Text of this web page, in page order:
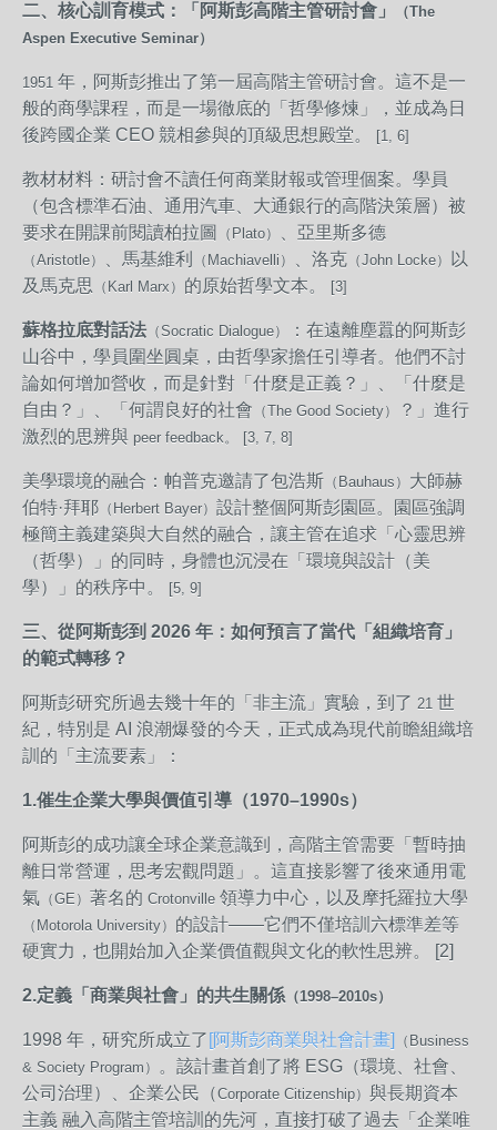
二、核心訓育模式：「阿斯彭高階主管研討會」
（The
Aspen Executive Seminar）
1951 年，阿斯彭推出了第一屆高階主管研討會。這不是一
般的商學課程，而是一場徹底的「哲學修煉」，並成為日
後跨國企業 CEO 競相參與的頂級思想殿堂。
[1, 6]
教材材料：研討會不讀任何商業財報或管理個案。學員
（包含標準石油、通用汽車、大通銀行的高階決策層）被
要求在開課前閱讀柏拉圖
（Plato） 、亞里斯多德
（Aristotle） 、馬基維利 （Machiavelli） 、洛克 （John Locke）
以
及馬克思
（Karl Marx） 的原始哲學文本。 [3]
蘇格拉底對話法 （Socratic Dialogue）
：在遠離塵囂的阿斯彭
山谷中，學員圍坐圓桌，由哲學家擔任引導者。他們不討
論如何增加營收，而是針對「什麼是正義？」、「什麼是
自由？」、「何謂良好的社會 （The Good Society）
？」進行
激烈的思辨與 peer feedback。 [3, 7, 8]
美學環境的融合：帕普克邀請了包浩斯 （Bauhaus） 大師赫
伯特·拜耶 （Herbert Bayer） 設計整個阿斯彭園區。園區強調
極簡主義建築與大自然的融合，讓主管在追求「心靈思辨
（哲學）」的同時，身體也沉浸在「環境與設計（美
學）」的秩序中。
[5, 9]
三、從阿斯彭到 2026 年：如何預言了當代「組織培育」
的範式轉移？
阿斯彭研究所過去幾十年的「非主流」實驗，到了 21 世
紀，特別是 AI 浪潮爆發的今天，正式成為現代前瞻組織培
訓的「主流要素」：
1.催生企業大學與價值引導（1970–1990s）
阿斯彭的成功讓全球企業意識到，高階主管需要「暫時抽
離日常營運，思考宏觀問題」。這直接影響了後來通用電
氣 （GE） 著名的 Crotonville 領導力中心，以及摩托羅拉大學
（Motorola University） 的設計——它們不僅培訓六標準差等
硬實力，也開始加入企業價值觀與文化的軟性思辨。 [2]
2.定義「商業與社會」的共生關係 （1998–2010s）
1998 年，研究所成立了 [阿斯彭商業與社會計畫]
（Business
& Society Program）
。該計畫首創了將 ESG（環境、社會、
公司治理）、企業公民（Corporate Citizenship） 與長期資本
主義 融入高階主管培訓的先河，直接打破了過去「企業唯